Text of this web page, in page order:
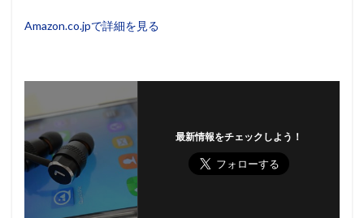
Amazon.co.jpで詳細を見る
最新情報をチェックしよう！